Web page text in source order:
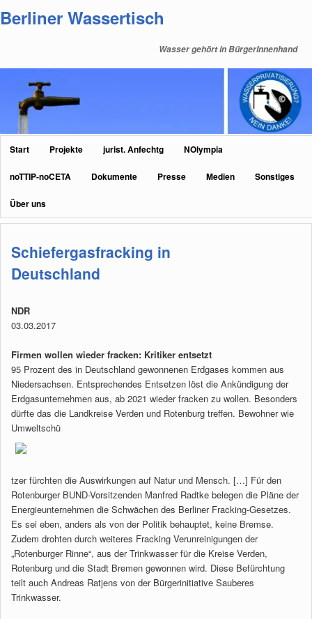
primären
sekundären
Berliner Wassertisch
Wasser gehört in BürgerInnenhand
Hauptmenü
Start Projekte jurist. Anfechtg NOlympia
noTTIP-noCETA Dokumente Presse Medien Sonstiges
Über uns
Schiefergasfracking in
Deutschland
NDR
03.03.2017
Firmen wollen wieder fracken: Kritiker entsetzt
95 Prozent des in Deutschland gewonnenen Erdgases kommen aus
Niedersachsen. Entsprechendes Entsetzen löst die Ankündigung der
Erdgasunternehmen aus, ab 2021 wieder fracken zu wollen. Besonders
dürfte das die Landkreise Verden und Rotenburg treffen. Bewohner wie
Umweltschü
tzer fürchten die Auswirkungen auf Natur und Mensch. […] Für den
Rotenburger BUND-Vorsitzenden Manfred Radtke belegen die Pläne der
Energieunternehmen die Schwächen des Berliner Fracking-Gesetzes.
Es sei eben, anders als von der Politik behauptet, keine Bremse.
Zudem drohten durch weiteres Fracking Verunreinigungen der
„Rotenburger Rinne“, aus der Trinkwasser für die Kreise Verden,
Rotenburg und die Stadt Bremen gewonnen wird. Diese Befürchtung
teilt auch Andreas Ratjens von der Bürgerinitiative Sauberes
Trinkwasser.